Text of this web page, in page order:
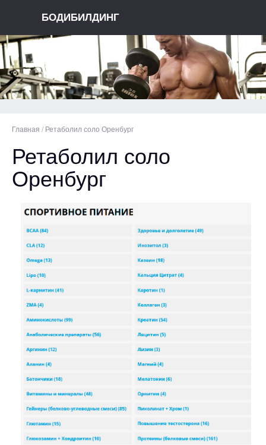
БОДИБИЛДИНГ
Главная / Ретаболил соло Оренбург
Ретаболил соло
Оренбург